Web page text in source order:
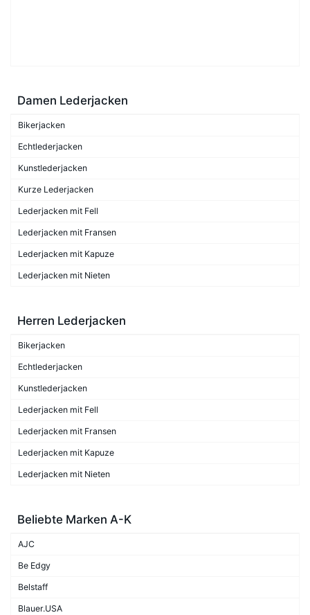
Damen Lederjacken
Bikerjacken
Echtlederjacken
Kunstlederjacken
Kurze Lederjacken
Lederjacken mit Fell
Lederjacken mit Fransen
Lederjacken mit Kapuze
Lederjacken mit Nieten
Herren Lederjacken
Bikerjacken
Echtlederjacken
Kunstlederjacken
Lederjacken mit Fell
Lederjacken mit Fransen
Lederjacken mit Kapuze
Lederjacken mit Nieten
Beliebte Marken A-K
AJC
Be Edgy
Belstaff
Blauer.USA